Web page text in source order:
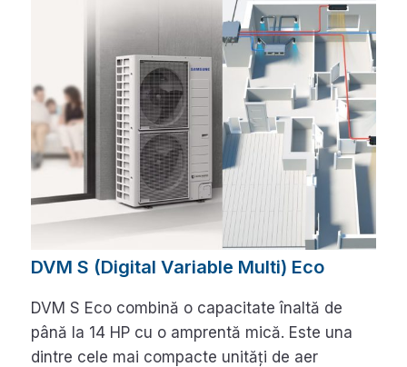
DVM S (Digital Variable Multi) Eco
DVM S Eco combină o capacitate înaltă de
până la 14 HP cu o amprentă mică. Este una
dintre cele mai compacte unități de aer